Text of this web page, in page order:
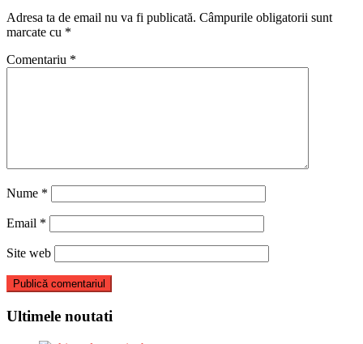
Adresa ta de email nu va fi publicată. Câmpurile obligatorii sunt
marcate cu *
Comentariu *
Nume *
Email *
Site web
Ultimele noutati